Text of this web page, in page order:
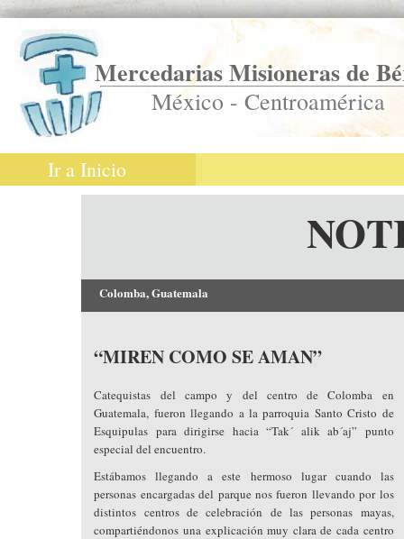
Mercedarias Misioneras de
México - Centroamérica
Ir a Inicio
Colomba, Guatemala
“MIREN COMO SE AMAN”
Catequistas del campo y del centro de Colomba en
Guatemala, fueron llegando a la parroquia Santo Cristo de
Esquipulas para dirigirse hacia “Tak´ alik ab´aj” punto
especial del encuentro.
Estábamos llegando a este hermoso lugar cuando las
personas encargadas del parque nos fueron llevando por los
distintos centros de celebración de las personas mayas,
compartiéndonos una explicación muy clara de cada centro